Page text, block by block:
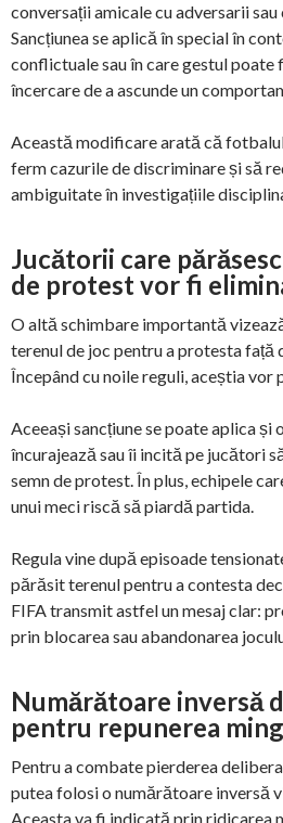
conversații amicale cu adversarii
Sancțiunea se aplică în special în
conflictuale sau în care gestul poate
încercare de a ascunde un
Această modificare arată că
ferm cazurile de discriminare și să
ambiguitate în investigațiile
Jucătorii care
de protest vor fi
O altă schimbare importantă
terenul de joc pentru a protesta față
Începând cu noile reguli, aceștia vor
Aceeași sancțiune se poate aplica
încurajează sau îi incită pe jucători
semn de protest. În plus, echipele
unui meci riscă să piardă partida.
Regula vine după episoade
părăsit terenul pentru a contesta
FIFA transmit astfel un mesaj clar:
prin blocarea sau abandonarea
Numărătoare inversă
pentru repunerea
Pentru a combate pierderea
putea folosi o numărătoare inversă
Aceasta va fi indicată prin ridicarea